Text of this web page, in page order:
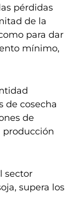
pérdidas
de la
para dar
mínimo,
de cosecha
de
producción
sector
supera los